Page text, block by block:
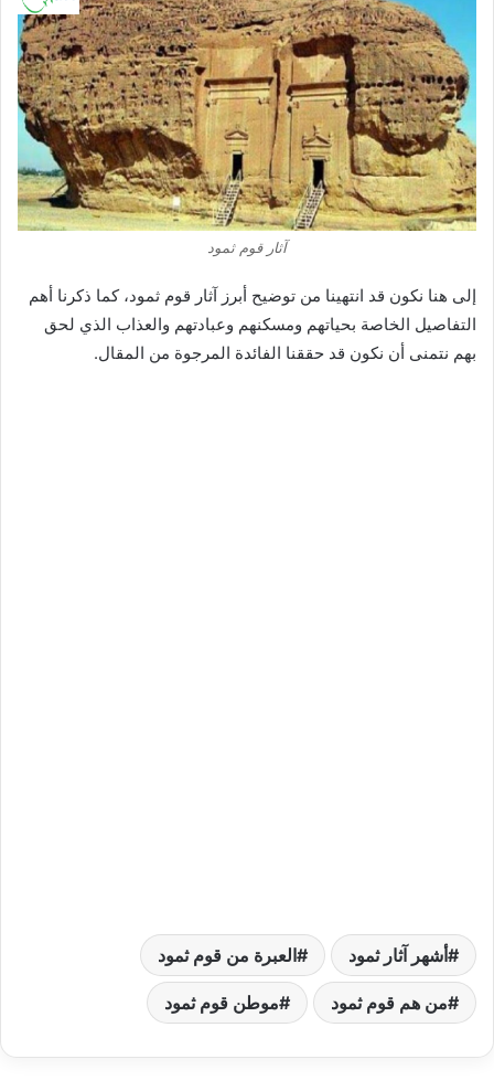
آثار قوم ثمود
إلى هنا نكون قد انتهينا من توضيح أبرز آثار قوم ثمود، كما ذكرنا أهم
التفاصيل الخاصة بحياتهم ومسكنهم وعبادتهم والعذاب الذي لحق
بهم نتمنى أن نكون قد حققنا الفائدة المرجوة من المقال.
أشهر آثار ثمود العبرة من قوم ثمود
من هم قوم ثمود موطن قوم ثمود